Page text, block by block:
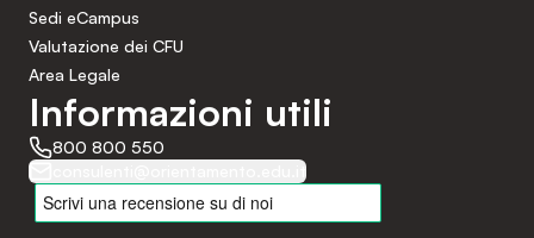
Sedi eCampus
Valutazione dei CFU
Area Legale
Informazioni utili
800 800 550
consulenti@orientamento.edu.it